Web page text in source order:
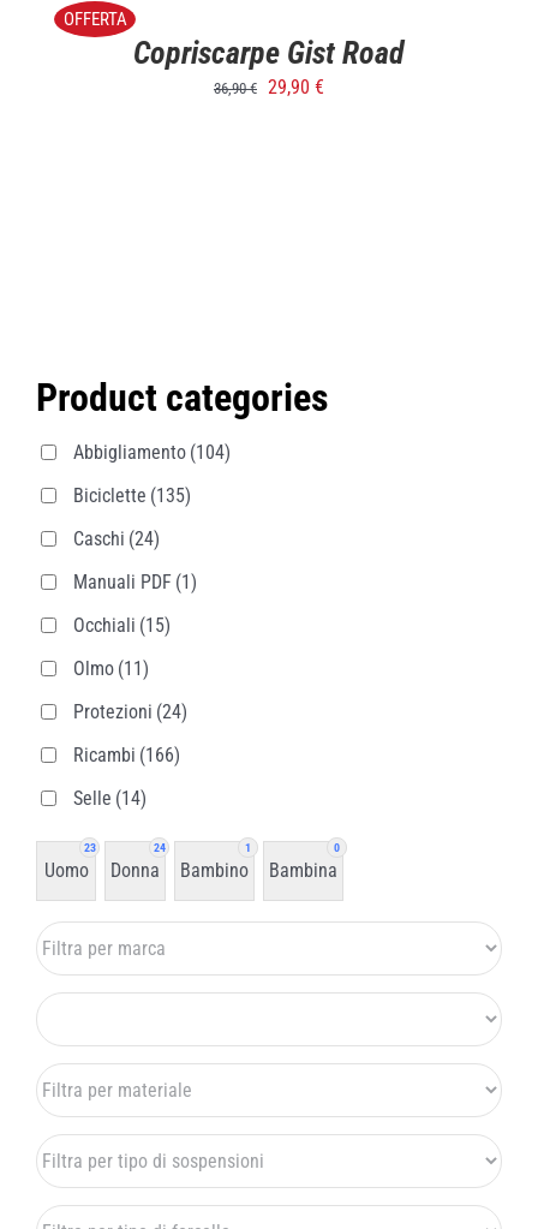
OFFERTA
DETTAGLI
Copriscarpe Gist Road
36,90€ 29,90 €
Product categories
Abbigliamento (104)
Biciclette (135)
Caschi (24)
Manuali PDF (1)
Occhiali (15)
Olmo (11)
Protezioni (24)
Ricambi (166)
Selle (14)
23
Uomo
24
Donna
1
Bambino
0
Bambina